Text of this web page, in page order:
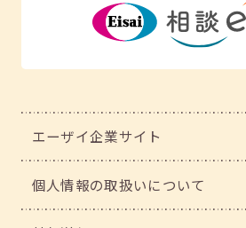
エーザイ企業サイト
個人情報の取扱いについて